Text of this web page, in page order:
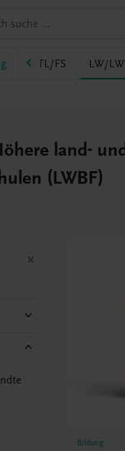
HTL/FS LW/
land-
(LWBF)
Bildung